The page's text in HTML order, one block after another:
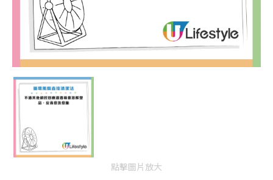
點擊圖片放大